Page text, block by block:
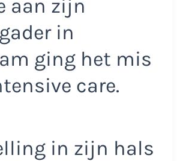
aan zijn
in
ging het mis
care.
in zijn hals